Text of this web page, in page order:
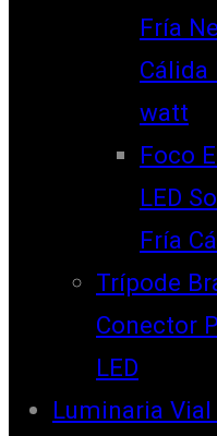
Fría
Cálida
watt
Foco
LED
Fría
Trípode
Conector
LED
Luminaria Vial